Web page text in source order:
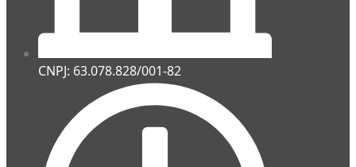
CNPJ: 63.078.828/001-82